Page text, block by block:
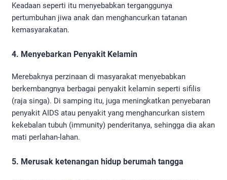
Keadaan seperti itu menyebabkan terganggunya
pertumbuhan jiwa anak dan menghancurkan tatanan
kemasyarakatan.
4. Menyebarkan Penyakit Kelamin
Merebaknya perzinaan di masyarakat menyebabkan
berkembangnya berbagai penyakit kelamin seperti sifilis
(raja singa). Di samping itu, juga meningkatkan penyebaran
penyakit AIDS atau penyakit yang menghancurkan sistem
kekebalan tubuh (immunity) penderitanya, sehingga dia akan
mati perlahan-lahan.
5. Merusak ketenangan hidup berumah tangga